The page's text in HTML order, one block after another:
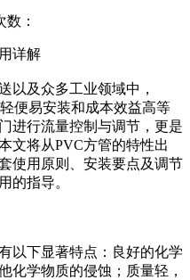
数：
详解
以及众多工业领域中，
便易安装和成本效益高等
进行流量控制与调节，更是
文将从PVC方管的特性出
使用原则、安装要点及调节
的指导。
以下显著特点：良好的化学
化学物质的侵蚀；质量轻，